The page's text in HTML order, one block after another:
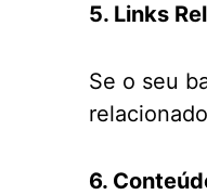
5. Links
Se o seu
6.